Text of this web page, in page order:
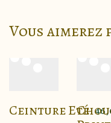
Vous
Ceinture Eté